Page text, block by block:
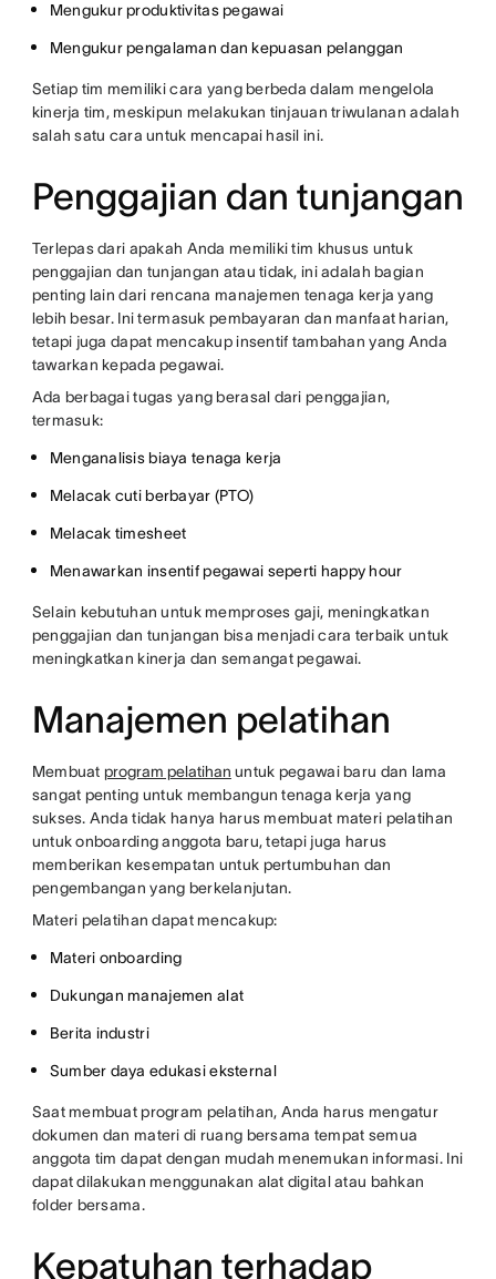
Mengukur produktivitas pegawai
Mengukur pengalaman dan kepuasan pelanggan
Setiap tim memiliki cara yang berbeda dalam mengelola
kinerja tim, meskipun melakukan tinjauan triwulanan adalah
salah satu cara untuk mencapai hasil ini.
Penggajian dan tunjangan
Terlepas dari apakah Anda memiliki tim khusus untuk
penggajian dan tunjangan atau tidak, ini adalah bagian
penting lain dari rencana manajemen tenaga kerja yang
lebih besar. Ini termasuk pembayaran dan manfaat harian,
tetapi juga dapat mencakup insentif tambahan yang Anda
tawarkan kepada pegawai.
Ada berbagai tugas yang berasal dari penggajian,
termasuk:
Menganalisis biaya tenaga kerja
Melacak cuti berbayar (PTO)
Melacak timesheet
Menawarkan insentif pegawai seperti happy hour
Selain kebutuhan untuk memproses gaji, meningkatkan
penggajian dan tunjangan bisa menjadi cara terbaik untuk
meningkatkan kinerja dan semangat pegawai.
Manajemen pelatihan
Membuat program pelatihan untuk pegawai baru dan lama
sangat penting untuk membangun tenaga kerja yang
sukses. Anda tidak hanya harus membuat materi pelatihan
untuk onboarding anggota baru, tetapi juga harus
memberikan kesempatan untuk pertumbuhan dan
pengembangan yang berkelanjutan.
Materi pelatihan dapat mencakup:
Materi onboarding
Dukungan manajemen alat
Berita industri
Sumber daya edukasi eksternal
Saat membuat program pelatihan, Anda harus mengatur
dokumen dan materi di ruang bersama tempat semua
anggota tim dapat dengan mudah menemukan informasi. Ini
dapat dilakukan menggunakan alat digital atau bahkan
folder bersama.
Kepatuhan terhadap